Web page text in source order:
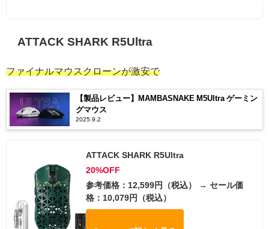
ATTACK SHARK R5Ultra
ファイナルマウスクローンが激安で
【製品レビュー】MAMBASNAKE M5Ultra ゲーミン
グマウス
2025.9.2
ATTACK SHARK R5Ultra
20%OFF
参考価格：12,599円（税込） → セール価
格：10,079円（税込）